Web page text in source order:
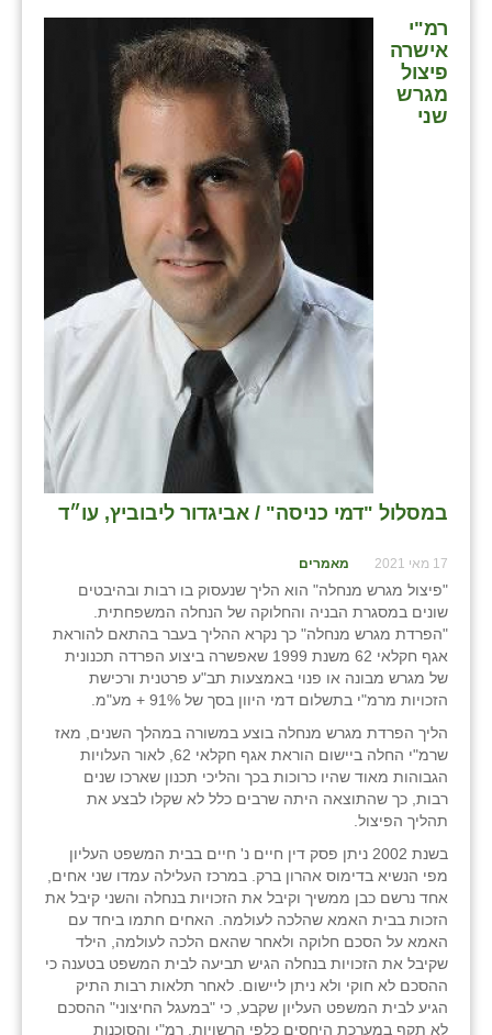
רמ"י
אישרה
פיצול
מגרש
שני
במסלול "דמי כניסה" / אביגדור ליבוביץ, עו״ד
17 מאי 2021 מאמרים
"פיצול מגרש מנחלה" הוא הליך שנעסוק בו רבות ובהיבטים
שונים במסגרת הבניה והחלוקה של הנחלה המשפחתית.
"הפרדת מגרש מנחלה" כך נקרא ההליך בעבר בהתאם להוראת
אגף חקלאי 62 משנת 1999 שאפשרה ביצוע הפרדה תכנונית
של מגרש מבונה או פנוי באמצעות תב"ע פרטנית ורכישת
הזכויות מרמ"י בתשלום דמי היוון בסך של 91% + מע"מ.
הליך הפרדת מגרש מנחלה בוצע במשורה במהלך השנים, מאז
שרמ"י החלה ביישום הוראת אגף חקלאי 62, לאור העלויות
הגבוהות מאוד שהיו כרוכות בכך והליכי תכנון שארכו שנים
רבות, כך שהתוצאה היתה שרבים כלל לא שקלו לבצע את
תהליך הפיצול.
בשנת 2002 ניתן פסק דין חיים נ' חיים בבית המשפט העליון
מפי הנשיא בדימוס אהרון ברק. במרכז העלילה עמדו שני אחים,
אחד נרשם כבן ממשיך וקיבל את הזכויות בנחלה והשני קיבל את
הזכות בבית האמא שהלכה לעולמה. האחים חתמו ביחד עם
האמא על הסכם חלוקה ולאחר שהאם הלכה לעולמה, הילד
שקיבל את הזכויות בנחלה הגיש תביעה לבית המשפט בטענה כי
ההסכם לא חוקי ולא ניתן ליישום. לאחר תלאות רבות התיק
הגיע לבית המשפט העליון שקבע, כי "במעגל החיצוני" ההסכם
לא תקף במערכת היחסים כלפי הרשויות, רמ"י והסוכנות